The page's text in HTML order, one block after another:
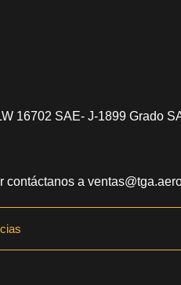
16702 SAE- J-1899 Grado
contáctanos a